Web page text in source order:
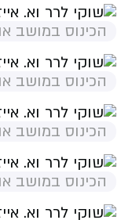
הכינוס במושב
הכינוס במושב
הכינוס במושב
הכינוס במושב